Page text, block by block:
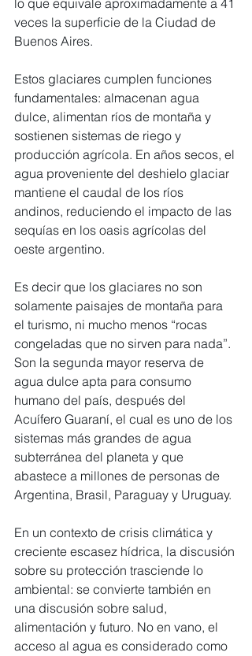
lo que equivale aproximadamente a 41
veces la superficie de la Ciudad de
Buenos Aires.
Estos glaciares cumplen funciones
fundamentales: almacenan agua
dulce, alimentan ríos de montaña y
sostienen sistemas de riego y
producción agrícola. En años secos, el
agua proveniente del deshielo glaciar
mantiene el caudal de los ríos
andinos, reduciendo el impacto de las
sequías en los oasis agrícolas del
oeste argentino.
Es decir que los glaciares no son
solamente paisajes de montaña para
el turismo, ni mucho menos “rocas
congeladas que no sirven para nada”.
Son la segunda mayor reserva de
agua dulce apta para consumo
humano del país, después del
Acuífero Guaraní, el cual es uno de los
sistemas más grandes de agua
subterránea del planeta y que
abastece a millones de personas de
Argentina, Brasil, Paraguay y Uruguay.
En un contexto de crisis climática y
creciente escasez hídrica, la discusión
sobre su protección trasciende lo
ambiental: se convierte también en
una discusión sobre salud,
alimentación y futuro. No en vano, el
acceso al agua es considerado como